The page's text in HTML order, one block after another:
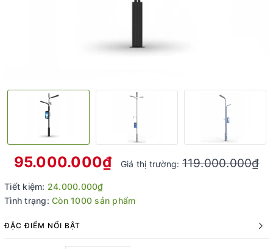
95.000.000₫ Giá thị trường:119.000.000₫
Tiết kiệm: 24.000.000₫
Tình trạng: Còn 1000 sản phẩm
ĐẶC ĐIỂM NỔI BẬT